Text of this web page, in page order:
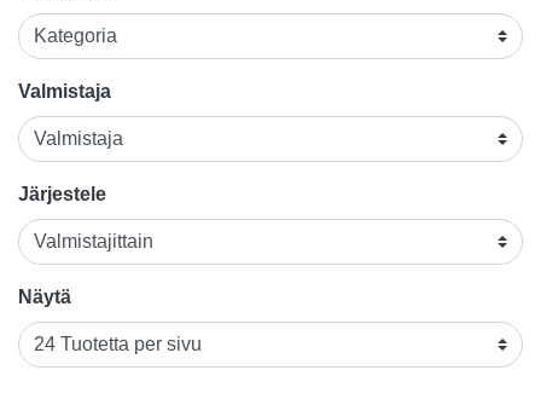
Valmistaja
Järjestele
Näytä